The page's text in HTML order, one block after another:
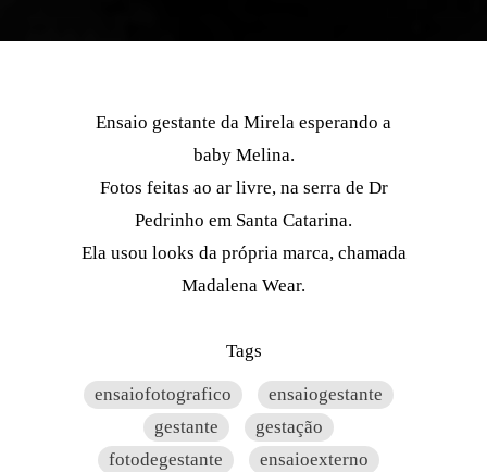
Ensaio gestante da Mirela esperando a
baby Melina.
Fotos feitas ao ar livre, na serra de Dr
Pedrinho em Santa Catarina.
Ela usou looks da própria marca, chamada
Madalena Wear.
Tags
ensaiofotografico
ensaiogestante
gestante
gestação
fotodegestante
ensaioexterno